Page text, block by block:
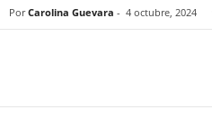
Por Carolina Guevara - 4 octubre, 2024